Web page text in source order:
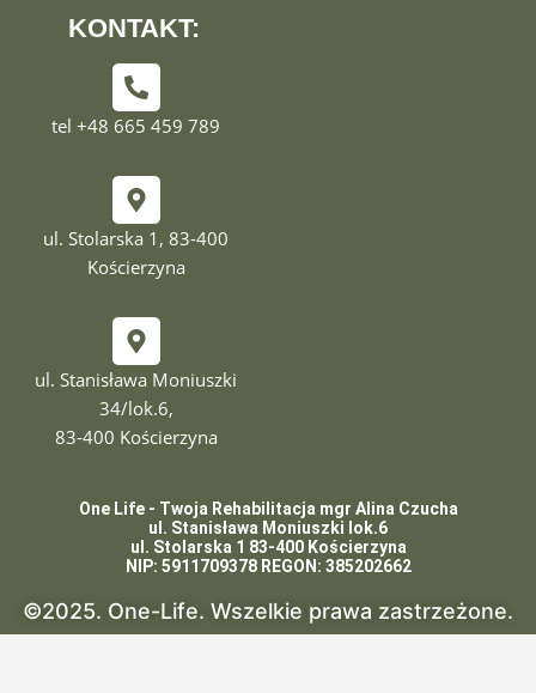
KONTAKT:
tel +48 665 459 789
ul. Stolarska 1, 83-400
Kościerzyna
ul. Stanisława Moniuszki
34/lok.6,
83-400 Kościerzyna
One Life - Twoja Rehabilitacja mgr Alina Czucha
ul. Stanisława Moniuszki lok.6
ul. Stolarska 1 83-400 Kościerzyna
NIP: 5911709378 REGON: 385202662
©2025. One-Life. Wszelkie prawa zastrzeżone.